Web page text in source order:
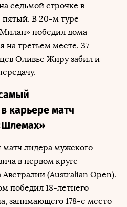
седьмой строчке в
пятый. В 20-м туре
победил дома
на третьем месте. 37-
Оливье Жиру забил и
карьере матч
матч лидера мужского
в первом круге
(Australian Open).
победил 18-летнего
занимающего 178-е место